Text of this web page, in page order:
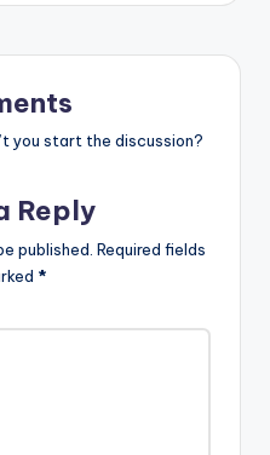
you start the discussion?
Reply
published. Required fields
*